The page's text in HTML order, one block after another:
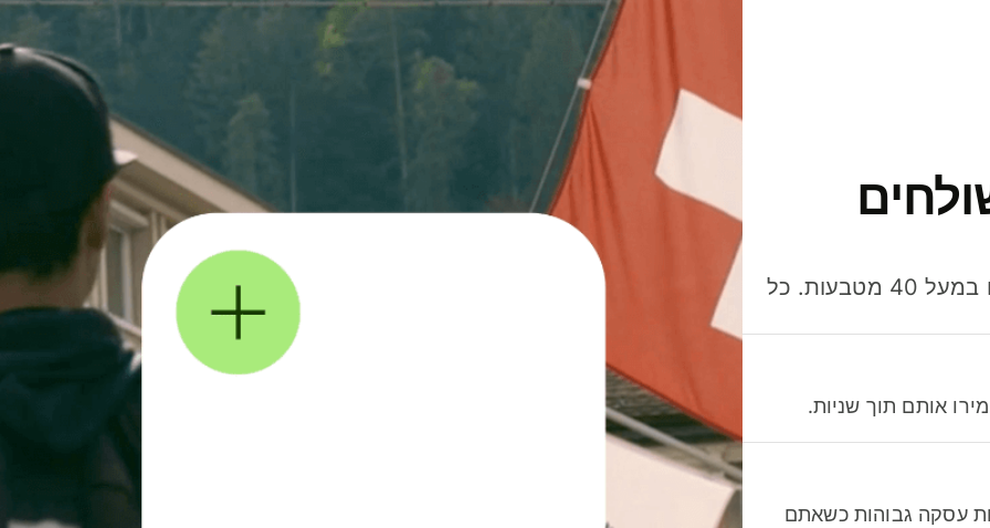
חסכו כסף כשאתo שולחים, מוציאים ומקבלים תשלום במעל 40 מטבעות. כל
אותם תוך שניות.
עסקה גבוהות כשאתם